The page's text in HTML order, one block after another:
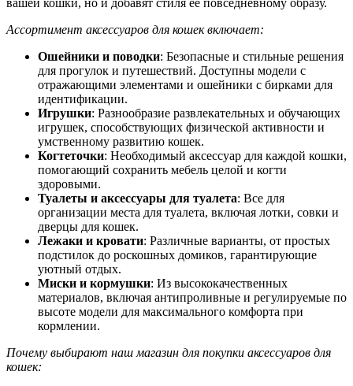
вашей кошки, но и добавят стиля её повседневному образу.
Ассортимент аксессуаров для кошек включает:
Ошейники и поводки: Безопасные и стильные решения
для прогулок и путешествий. Доступны модели с
отражающими элементами и ошейники с бирками для
идентификации.
Игрушки: Разнообразие развлекательных и обучающих
игрушек, способствующих физической активности и
умственному развитию кошек.
Когтеточки: Необходимый аксессуар для каждой кошки,
помогающий сохранить мебель целой и когти
здоровыми.
Туалеты и аксессуары для туалета: Все для
организации места для туалета, включая лотки, совки и
дверцы для кошек.
Лежаки и кровати: Различные варианты, от простых
подстилок до роскошных домиков, гарантирующие
уютный отдых.
Миски и кормушки: Из высококачественных
материалов, включая антипроливные и регулируемые по
высоте модели для максимального комфорта при
кормлении.
Почему выбирают наш магазин для покупки аксессуаров для
кошек: